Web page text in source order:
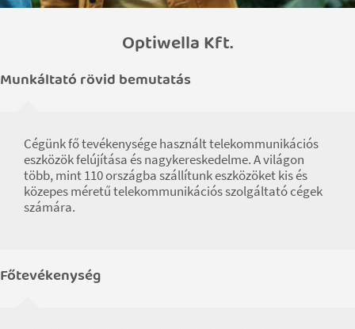
Optiwella Kft.
Munkáltató rövid bemutatás
Cégünk fő tevékenysége használt telekommunikációs
eszközök felújítása és nagykereskedelme. A világon
több, mint 110 országba szállítunk eszközöket kis és
közepes méretű telekommunikációs szolgáltató cégek
számára.
Főtevékenység